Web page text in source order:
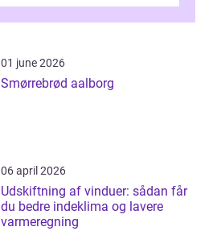
01 june 2026
Smørrebrød aalborg
06 april 2026
Udskiftning af vinduer: sådan får
du bedre indeklima og lavere
varmeregning